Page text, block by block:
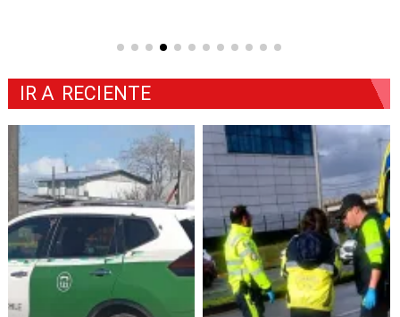
IR A RECIENTE